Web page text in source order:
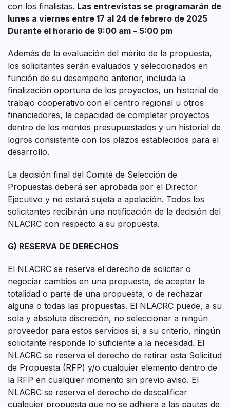
con los finalistas. Las entrevistas se programarán de
lunes a viernes entre 17 al 24 de febrero de 2025
Durante el horario de 9:00 am – 5:00 pm
Además de la evaluación del mérito de la propuesta,
los solicitantes serán evaluados y seleccionados en
función de su desempeño anterior, incluida la
finalización oportuna de los proyectos, un historial de
trabajo cooperativo con el centro regional u otros
financiadores, la capacidad de completar proyectos
dentro de los montos presupuestados y un historial de
logros consistente con los plazos establecidos para el
desarrollo.
La decisión final del Comité de Selección de
Propuestas deberá ser aprobada por el Director
Ejecutivo y no estará sujeta a apelación. Todos los
solicitantes recibirán una notificación de la decisión del
NLACRC con respecto a su propuesta.
G) RESERVA DE DERECHOS
El NLACRC se reserva el derecho de solicitar o
negociar cambios en una propuesta, de aceptar la
totalidad o parte de una propuesta, o de rechazar
alguna o todas las propuestas. El NLACRC puede, a su
sola y absoluta discreción, no seleccionar a ningún
proveedor para estos servicios si, a su criterio, ningún
solicitante responde lo suficiente a la necesidad. El
NLACRC se reserva el derecho de retirar esta Solicitud
de Propuesta (RFP) y/o cualquier elemento dentro de
la RFP en cualquier momento sin previo aviso. El
NLACRC se reserva el derecho de descalificar
cualquier propuesta que no se adhiera a las pautas de